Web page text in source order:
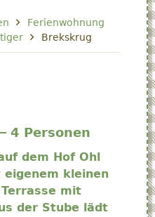
Ferienwohnung
Brekskrug
4 Personen
dem Hof Ohl
kleinen
mit
der Stube lädt